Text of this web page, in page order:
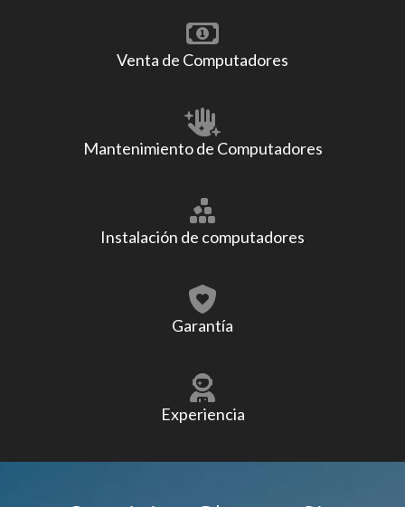
Venta de Computadores
Mantenimiento de Computadores
Instalación de computadores
Garantía
Experiencia